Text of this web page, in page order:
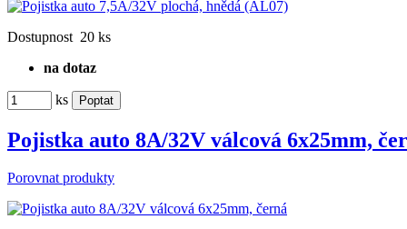
Dostupnost 20 ks
na dotaz
ks
Pojistka auto 8A/32V válcová 6x25mm,
Porovnat produkty